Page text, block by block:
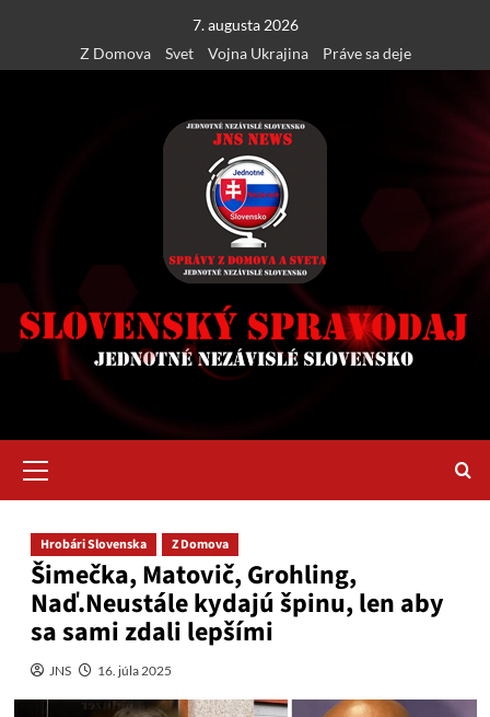
content
7. augusta 2026
Z Domova
Svet Vojna Ukrajina Práve sa deje
Menu
Hrobári Slovenska Z Domova
Šimečka, Matovič, Grohling,
Naď.Neustále kydajú špinu, len aby
sa sami zdali lepšími
JNS 16. júla 2025